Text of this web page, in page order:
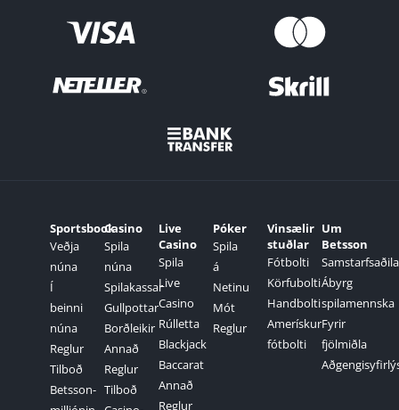
Sportsbook
Veðja
núna
Í
beinni
núna
Reglur
Tilboð
Betsson-
Casino
Spila
núna
Spilakassar
Gullpottar
Borðleikir
Annað
Reglur
Tilboð
Live
Casino
Spila
Live
Casino
Rúlletta
Blackjack
Baccarat
Annað
Reglur
Póker
Spila
á
Netinu
Mót
Reglur
Vinsælir
stuðlar
Fótbolti
Körfubolti
Handbolti
Amerískur
fótbolti
Um
Betsson
Ábyrg
spilamennska
Fyrir
fjölmiðla